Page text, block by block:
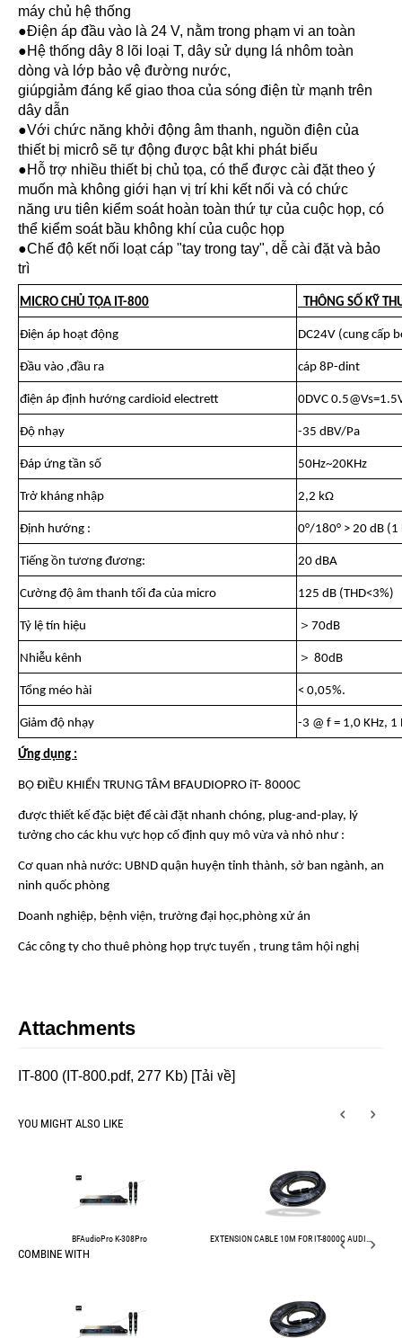
máy chủ hệ thống
●Điện áp đầu vào là 24 V, nằm trong phạm vi an toàn
●Hệ thống dây 8 lõi loại T, dây sử dụng lá nhôm toàn
dòng và lớp bảo vệ đường nước,
giúpgiảm đáng kể giao thoa của sóng điện từ mạnh trên
dây dẫn
●Với chức năng khởi động âm thanh, nguồn điện của
thiết bị micrô sẽ tự động được bật khi phát biểu
●Hỗ trợ nhiều thiết bị chủ tọa, có thể được cài đặt theo ý
muốn mà không giới hạn vị trí khi kết nối và có chức
năng ưu tiên kiểm soát hoàn toàn thứ tự của cuộc họp, có
thể kiểm soát bầu không khí của cuộc họp
●Chế độ kết nối loạt cáp "tay trong tay", dễ cài đặt và bảo
trì
MICRO CHỦ TỌA IT-800 THÔNG SỐ KỸ
Điện áp hoạt động DC24V (cung cấp
Đầu vào ,đầu ra cáp 8P-dint
điện áp định hướng cardioid electrett 0DVC
Độ nhạy -35 dBV/Pa
Đáp ứng tần số 50Hz~20KHz
Trở kháng nhập 2,2 kΩ
Định hướng : 0°/180° > 20 dB (1
Tiếng ồn tương đương: 20 dBA
Cường độ âm thanh tối đa của micro 125 dB (THD<3%)
Tỷ lệ tín hiệu ＞ 70dB
Nhiễu kênh ＞ 80dB
Tổng méo hài < 0,05%.
Giảm độ nhạy -3 @ f = 1,0 KHz, 1
Ứng dụng :
BỘ ĐIỀU KHIỂN TRUNG TÂM BFAUDIOPRO iT- 8000C
được thiết kế đặc biệt để cài đặt nhanh chóng, plug-and-play, lý
tưởng cho các khu vực họp cố định quy mô vừa và nhỏ như :
Cơ quan nhà nước: UBND quận huyện tỉnh thành, sở ban ngành, an
ninh quốc phòng
Doanh nghiệp, bệnh viện, trường đại học,phòng xử án
Các công ty cho thuê phòng họp trực tuyến , trung tâm hội nghị
Attachments
IT-800 (IT-800.pdf, 277 Kb) [Tải về]
YOU MIGHT ALSO LIKE
BFAudioPro K-308Pro
COMBINE WITH